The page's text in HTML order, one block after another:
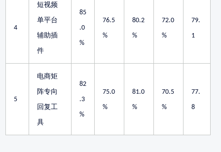
4
短视频
单平台
辅助插
件
85
.0
%
76.5
%
80.2
%
72.0
%
79.
1
5
电商矩
阵专向
回复工
具
82
.3
%
75.0
%
81.0
%
70.5
%
77.
8